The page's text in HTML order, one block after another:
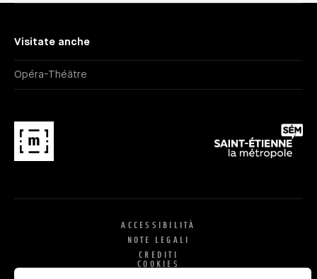
Visitate anche
Opéra-Théâtre
ACCESSIBILITÀ
NOTE LEGALI
CREDITI
COOKIES